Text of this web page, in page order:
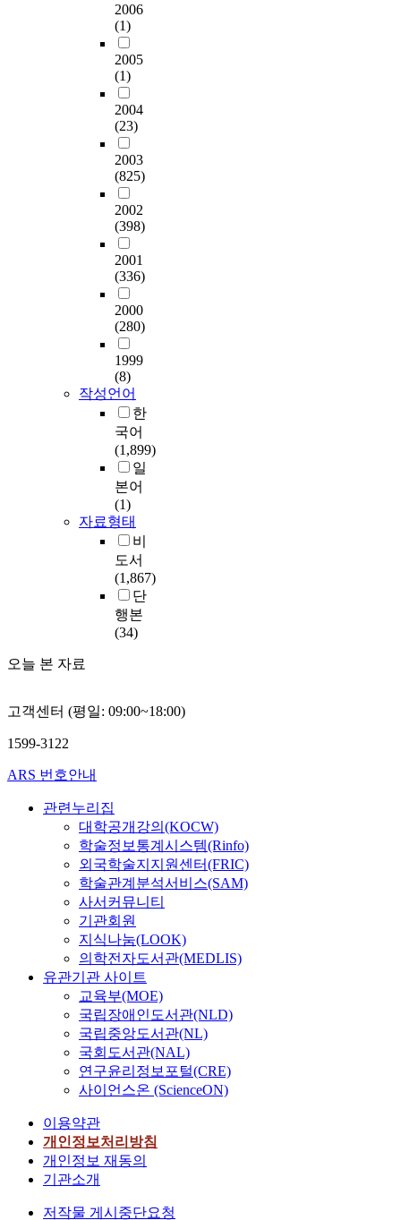
2006
(1)
2005
(1)
2004
(23)
2003
(825)
2002
(398)
2001
(336)
2000
(280)
1999
(8)
작성언어
한
국어
(1,899)
일
본어
(1)
자료형태
비
도서
(1,867)
단
행본
(34)
오늘 본 자료
고객센터 (평일: 09:00~18:00)
1599-3122
ARS 번호안내
관련누리집
대학공개강의(KOCW)
학술정보통계시스템(Rinfo)
외국학술지지원센터(FRIC)
학술관계분석서비스(SAM)
사서커뮤니티
기관회원
지식나눔(LOOK)
의학전자도서관(MEDLIS)
유관기관 사이트
교육부(MOE)
국립장애인도서관(NLD)
국립중앙도서관(NL)
국회도서관(NAL)
연구윤리정보포털(CRE)
사이언스온 (ScienceON)
이용약관
개인정보처리방침
개인정보 재동의
기관소개
저작물 게시중단요청